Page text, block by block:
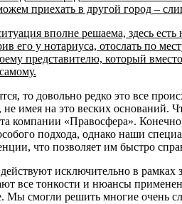
приехать в другой город –
вполне решаема, здесь есть
его у нотариуса, отослать по
представителю, который
то довольно редко это все
не имея на это веских оснований.
компании «Правосфера».
подхода, однако наши
что позволяет им быстро
исключительно в рамках
все тонкости и нюансы
Мы смогли решить многие очень